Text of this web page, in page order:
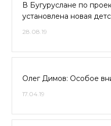
В Бугуруслане по
установлена новая
28.08.19
Олег Димов: Особое
17.04.19